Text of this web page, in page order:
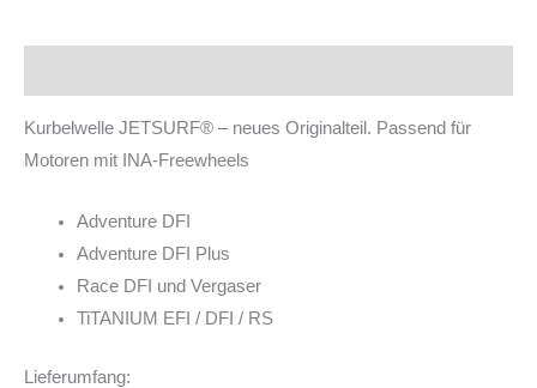
Kurbelwelle JETSURF® – neues Originalteil. Passend für
Motoren mit INA-Freewheels
Adventure DFI
Adventure DFI Plus
Race DFI und Vergaser
TiTANIUM EFI / DFI / RS
Lieferumfang: